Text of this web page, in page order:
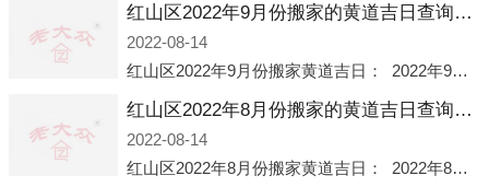
红山区2022年9月份搬家的黄道吉日查询大全一览表哪天适合搬家好日子
2022-08-14
红山区2022年9月份搬家黄道吉日： 2022年9月6日 「星期二」 农历八月十一2022年9月12日 「星期一」 农历八月十七2022年9月16日 「星期五」 农历八月廿一2022年9月2
红山区2022年8月份搬家的黄道吉日查询大全一览表哪天适合搬家好日子
2022-08-14
红山区2022年8月份搬家黄道吉日： 2022年8月2日 「星期二」 农历七月初五2022年8月6日 「星期六」 农历七月初九2022年8月8日 「星期一」 农历七月十一2022年8月10日 「